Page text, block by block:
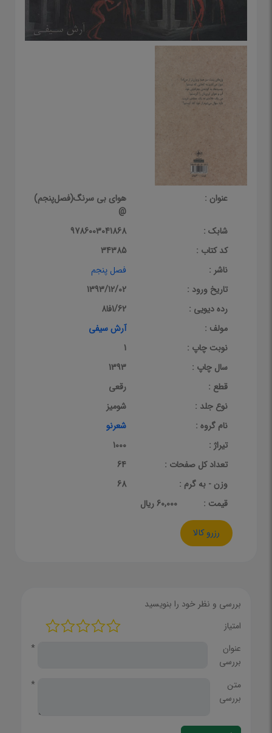
عنوان :
هوای بی سرنگ(فصل‌پنجم)
@
شابک :
9786003041868
کد کتاب :
34385
ناشر :
فصل پنجم
تاریخ ورود :
1393/12/02
رده دیویی :
1/62فا8
مولف :
آرش سیفی
نوبت چاپ :
1
سال چاپ :
1393
قطع :
رقعی
نوع جلد :
شومیز
نام گروه :
شعرنو
تیراژ :
1000
تعداد کل صفحات :
64
وزن - به گرم :
68
قيمت :
60,000 ریال
رزرو کالا
بررسی و نظر خود را بنویسید
امتیاز
عنوان
بررسی
*
متن
بررسی
*